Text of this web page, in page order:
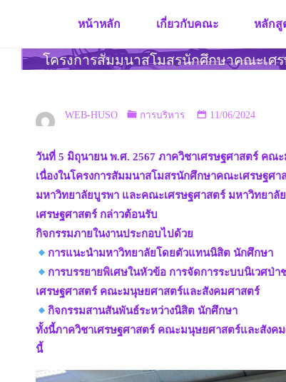
content
หน้าหลัก เกี่ยวกับคณะ หลักสู
โครงการสัมมนาสโมสรนักศึกษาคณะเศ
WEB-HUSO การบริหาร 11/06/2024
วันที่ 5 มิถุนายน พ.ศ. 2567 ภาควิชาเศรษฐศาสตร์ ค
เนื่องในโครงการสัมมนาสโมสรนักศึกษาคณะเศรษฐ
มหาวิทยาลัยบูรพา และคณะเศรษฐศาสตร์ มหาวิทยา
เศรษฐศาสตร์ กล่าวต้อนรับ
กิจกรรมภายในงานประกอบไปด้วย
การแนะนำมหาวิทยาลัยโดยตัวแทนนิสิต นักศึกษา
การบรรยายพิเศษในหัวข้อ การจัดการระบบนิเวศ
เศรษฐศาสตร์ คณะมนุษยศาสตร์และสังคมศาสตร์
กิจกรรมสานสันพันธ์ระหว่างนิสิต นักศึกษา
ทั้งนี้ภาควิชาเศรษฐศาสตร์ คณะมนุษยศาสตร์และสังค
นี้